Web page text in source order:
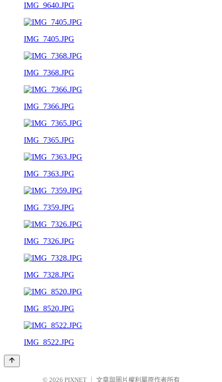
IMG_9640.JPG
IMG_7405.JPG
IMG_7368.JPG
IMG_7366.JPG
IMG_7365.JPG
IMG_7363.JPG
IMG_7359.JPG
IMG_7326.JPG
IMG_7328.JPG
IMG_8520.JPG
IMG_8522.JPG
© 2026 PIXNET 文章與圖片權利屬原作者所有